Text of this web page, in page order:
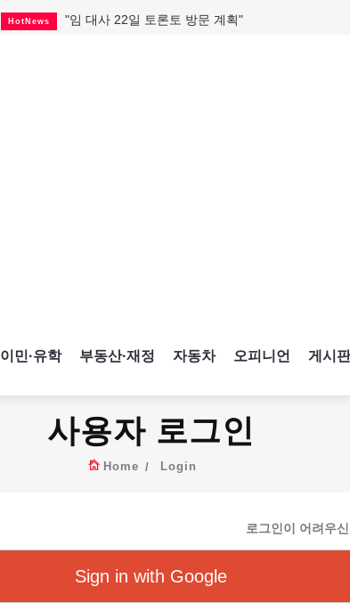
HotNews "임 대사 22일 토론토 방문 계획"
이민·유학 부동산·재정 자동차 오피니언 게시판
사용자 로그인
Home Login
로그인이 어려우
Sign in with Google